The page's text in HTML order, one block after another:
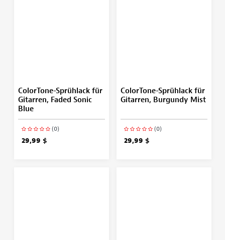
ColorTone-Sprühlack für
Gitarren, Faded Sonic
Blue
(0)
29,99 $
ColorTone-Sprühlack für
Gitarren, Burgundy Mist
(0)
29,99 $